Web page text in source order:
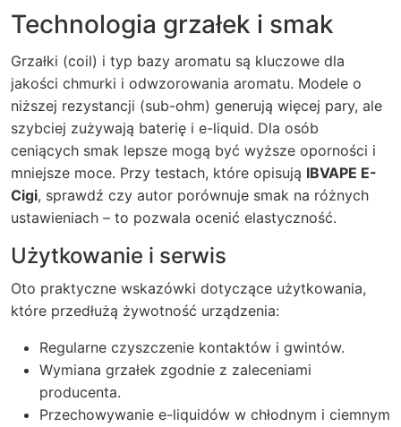
Technologia grzałek i smak
Grzałki (coil) i typ bazy aromatu są kluczowe dla
jakości chmurki i odwzorowania aromatu. Modele o
niższej rezystancji (sub-ohm) generują więcej pary, ale
szybciej zużywają baterię i e-liquid. Dla osób
ceniących smak lepsze mogą być wyższe oporności i
mniejsze moce. Przy testach, które opisują IBVAPE E-
Cigi, sprawdź czy autor porównuje smak na różnych
ustawieniach – to pozwala ocenić elastyczność.
Użytkowanie i serwis
Oto praktyczne wskazówki dotyczące użytkowania,
które przedłużą żywotność urządzenia:
Regularne czyszczenie kontaktów i gwintów.
Wymiana grzałek zgodnie z zaleceniami
producenta.
Przechowywanie e-liquidów w chłodnym i ciemnym